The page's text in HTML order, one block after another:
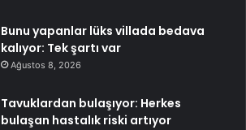
Bunu yapanlar lüks villada bedava
kalıyor: Tek şartı var
Ağustos 8, 2026
Tavuklardan bulaşıyor: Herkes
bulaşan hastalık riski artıyor